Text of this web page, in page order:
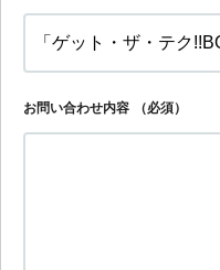
お問い合わせ内容 （必須）